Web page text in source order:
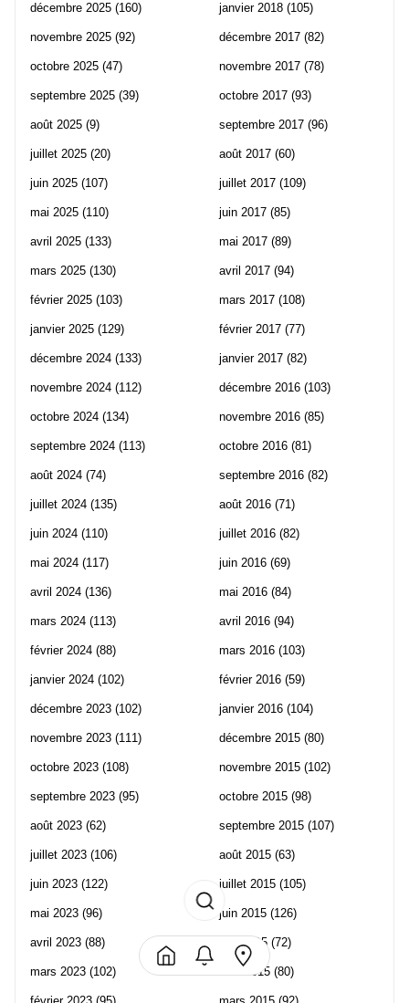
décembre 2025 (160)
novembre 2025 (92)
octobre 2025 (47)
septembre 2025 (39)
août 2025 (9)
juillet 2025 (20)
juin 2025 (107)
mai 2025 (110)
avril 2025 (133)
mars 2025 (130)
février 2025 (103)
janvier 2025 (129)
décembre 2024 (133)
novembre 2024 (112)
octobre 2024 (134)
septembre 2024 (113)
août 2024 (74)
juillet 2024 (135)
juin 2024 (110)
mai 2024 (117)
avril 2024 (136)
mars 2024 (113)
février 2024 (88)
janvier 2024 (102)
décembre 2023 (102)
novembre 2023 (111)
octobre 2023 (108)
septembre 2023 (95)
août 2023 (62)
juillet 2023 (106)
juin 2023 (122)
mai 2023 (96)
avril 2023 (88)
mars 2023 (102)
janvier 2018 (105)
décembre 2017 (82)
novembre 2017 (78)
octobre 2017 (93)
septembre 2017 (96)
août 2017 (60)
juillet 2017 (109)
juin 2017 (85)
mai 2017 (89)
avril 2017 (94)
mars 2017 (108)
février 2017 (77)
janvier 2017 (82)
décembre 2016 (103)
novembre 2016 (85)
octobre 2016 (81)
septembre 2016 (82)
août 2016 (71)
juillet 2016 (82)
juin 2016 (69)
mai 2016 (84)
avril 2016 (94)
mars 2016 (103)
février 2016 (59)
janvier 2016 (104)
décembre 2015 (80)
novembre 2015 (102)
octobre 2015 (98)
septembre 2015 (107)
août 2015 (63)
juillet 2015 (105)
juin 2015 (126)
mai 2015 (72)
avril 2015 (80)